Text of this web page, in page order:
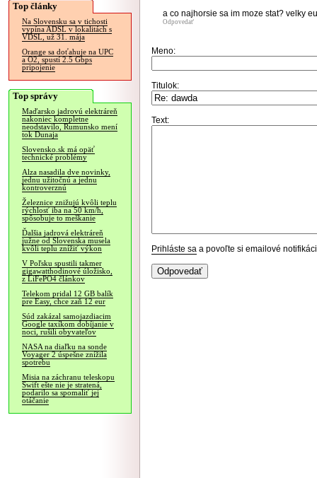
Top články
Na Slovensku sa v tichosti
vypína ADSL v lokalitách s
VDSL, už 31. mája
Orange sa doťahuje na UPC
a O2, spustí 2.5 Gbps
pripojenie
Top správy
Maďarsko jadrovú elektráreň
nakoniec kompletne
neodstavilo, Rumunsko mení
tok Dunaja
Slovensko.sk má opäť
technické problémy
Alza nasadila dve novinky,
jednu užitočnú a jednu
kontroverznú
Železnice znižujú kvôli teplu
rýchlosť iba na 50 km/h,
spôsobuje to meškanie
Ďalšia jadrová elektráreň
južne od Slovenska musela
kvôli teplu znížiť výkon
V Poľsku spustili takmer
gigawatthodinové úložisko,
z LiFePO4 článkov
Telekom pridal 12 GB balík
pre Easy, chce zaň 12 eur
Súd zakázal samojazdiacim
Google taxíkom dobíjanie v
noci, rušili obyvateľov
NASA na diaľku na sonde
Voyager 2 úspešne znížila
spotrebu
Misia na záchranu teleskopu
Swift ešte nie je stratená,
podarilo sa spomaliť jej
otáčanie
a co najhorsie sa im moze stat? velky
Odpovedať
Meno:
Titulok:
Text:
Prihláste sa a povoľte si emailové